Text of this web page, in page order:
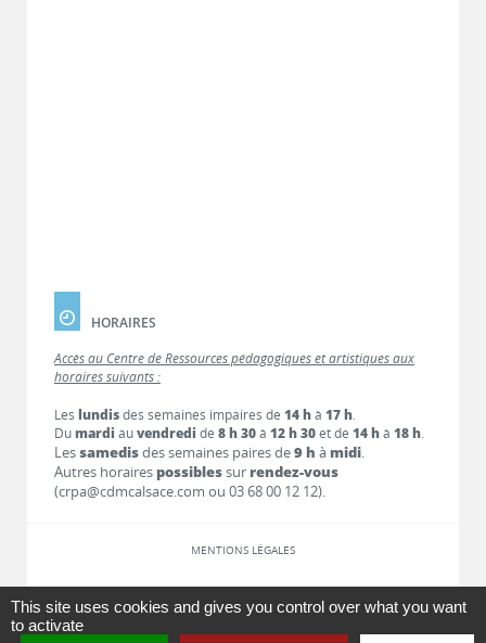
HORAIRES
Accès au Centre de Ressources pédagogiques et artistiques aux
horaires suivants :
Les lundisdes semaines impaires de 14 hà 17 h.
Dumardi auvendredi de 8 h 30à 12 h 30et de 14 hà 18 h.
Lessamedisdes semaines paires de9 h à midi.
Autres horaires possiblessur rendez-vous
(crpa@cdmcalsace.com ou 03 68 00 12 12).
MENTIONS LÉGALES
LIENS
This site uses cookies and gives you control over what you want
to activate